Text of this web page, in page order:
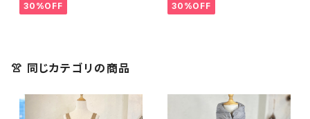
ストレッチ ストレート パンツ
30%OFF
着 TERGAL ブラック コート
30%OFF
👚 同じカテゴリの商品